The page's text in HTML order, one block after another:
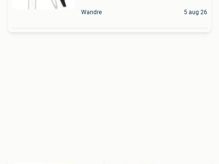
Wandre 5 aug 26